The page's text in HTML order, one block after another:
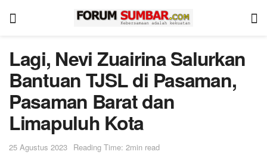
Lagi, Nevi Zuairina Salurkan
Bantuan TJSL di Pasaman,
Pasaman Barat dan
Limapuluh Kota
25 Agustus 2023 Reading Time: 2min read